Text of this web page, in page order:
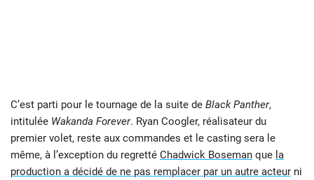
C’est parti pour le tournage de la suite de Black Panther,
intitulée Wakanda Forever. Ryan Coogler, réalisateur du
premier volet, reste aux commandes et le casting sera le
même, à l’exception du regretté Chadwick Boseman que la
production a décidé de ne pas remplacer par un autre acteur ni